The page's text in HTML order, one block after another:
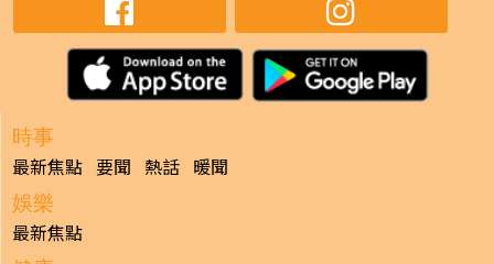
時事
最新焦點 要聞 熱話 暖聞
娛樂
最新焦點